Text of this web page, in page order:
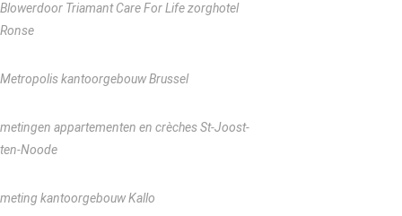
Blowerdoor Triamant Care For Life zorghotel
Ronse
Metropolis kantoorgebouw Brussel
metingen appartementen en crèches St-Joost-
ten-Noode
meting kantoorgebouw Kallo